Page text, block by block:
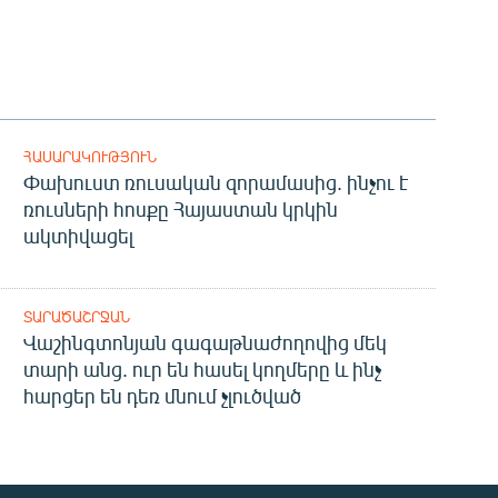
ՀԱՍԱՐԱԿՈՒԹՅՈՒՆ
Փախուստ ռուսական զորամասից. ինչու է
ռուսների հոսքը Հայաստան կրկին
ակտիվացել
ՏԱՐԱԾԱՇՐՋԱՆ
Վաշինգտոնյան գագաթնաժողովից մեկ
տարի անց. ուր են հասել կողմերը և ինչ
հարցեր են դեռ մնում չլուծված